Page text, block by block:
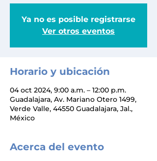
Ya no es posible registrarse
Ver otros eventos
Horario y ubicación
04 oct 2024, 9:00 a.m. – 12:00 p.m.
Guadalajara, Av. Mariano Otero 1499,
Verde Valle, 44550 Guadalajara, Jal.,
México
Acerca del evento